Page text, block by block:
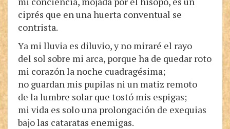
ciprés que en una huerta conventual se
contrista.
Ya mi lluvia es diluvio, y no miraré el rayo
del sol sobre mi arca, porque ha de quedar roto
mi corazón la noche cuadragésima;
no guardan mis pupilas ni un matiz remoto
de la lumbre solar que tostó mis espigas;
mi vida es solo una prolongación de exequias
bajo las cataratas enemigas.